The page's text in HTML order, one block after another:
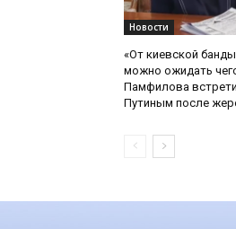
Новости
«От киевской
можно ожидать
Памфилова
Путиным после